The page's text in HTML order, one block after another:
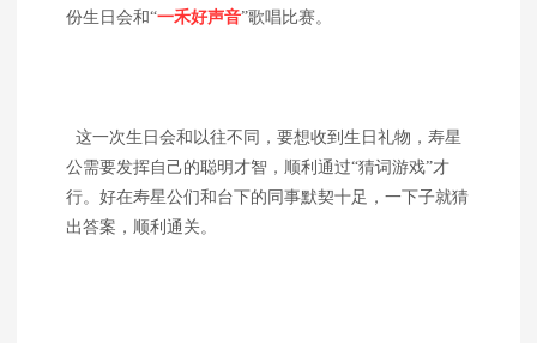
份生日会和“一禾好声音”歌唱比赛。
这一次生日会和以往不同，要想收到生日礼物，寿星
公需要发挥自己的聪明才智，顺利通过“猜词游戏”才
行。好在寿星公们和台下的同事默契十足，一下子就猜
出答案，顺利通关。